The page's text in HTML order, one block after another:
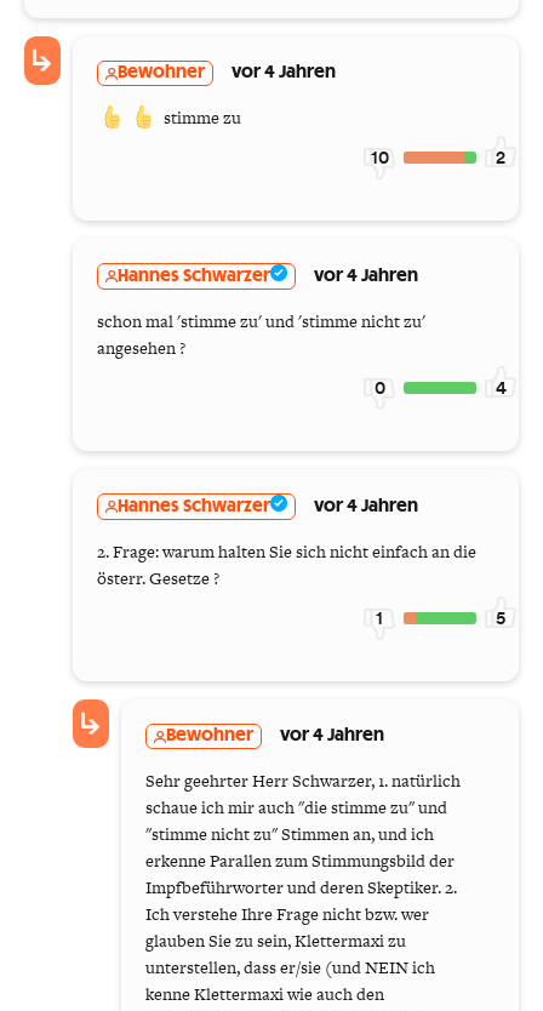
Bewohner vor 4 Jahren
stimme zu
10 2
Hannes Schwarzer vor 4 Jahren
schon mal 'stimme zu' und 'stimme nicht zu'
angesehen ?
0 4
Hannes Schwarzer vor 4 Jahren
2. Frage: warum halten Sie sich nicht einfach an die
österr. Gesetze ?
1 5
Bewohner vor 4 Jahren
Sehr geehrter Herr Schwarzer, 1. natürlich
schaue ich mir auch "die stimme zu" und
"stimme nicht zu" Stimmen an, und ich
erkenne Parallen zum Stimmungsbild der
Impfbeführworter und deren Skeptiker. 2.
Ich verstehe Ihre Frage nicht bzw. wer
glauben Sie zu sein, Klettermaxi zu
unterstellen, dass er/sie (und NEIN ich
kenne Klettermaxi wie auch den